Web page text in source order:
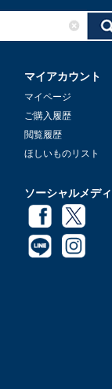
マイアカウント
マイページ
ご購入履歴
閲覧履歴
ほしいものリスト
ソーシャルメデ